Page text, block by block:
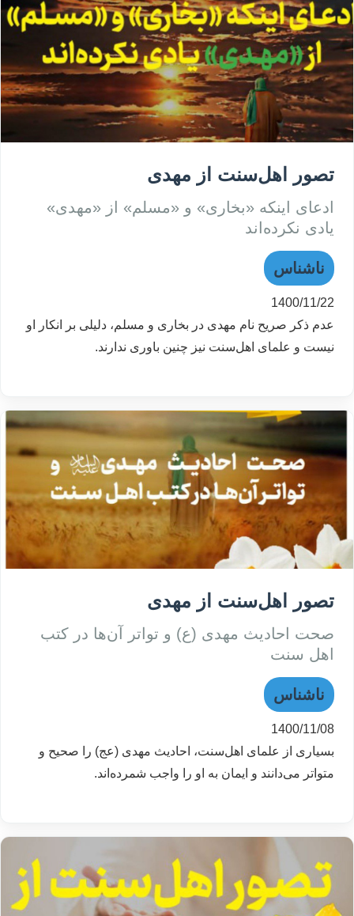
تصور اهل‌سنت از مهدی
ادعای اینکه «بخاری» و «مسلم» از «مهدی»
یادی نکرده‌اند
ناشناس
1400/11/22
عدم ذکر صریح نام مهدی در بخاری و مسلم، دلیلی بر انکار او
نیست و علمای اهل‌سنت نیز چنین باوری ندارند.
تصور اهل‌سنت از مهدی
صحت احادیث مهدی (ع) و تواتر آن‌ها در کتب
اهل سنت
ناشناس
1400/11/08
بسیاری از علمای اهل‌سنت، احادیث مهدی (عج) را صحیح و
متواتر می‌دانند و ایمان به او را واجب شمرده‌اند.